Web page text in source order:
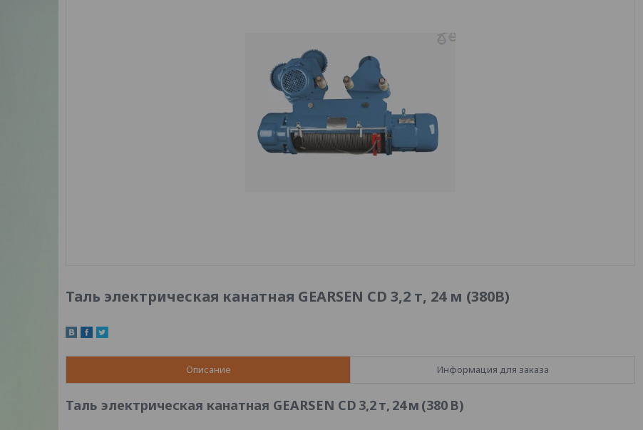
Таль электрическая канатная GEARSEN CD 3,2 т, 24 м (380В)
Описание Информация для заказа
Таль электрическая канатная GEARSEN CD 3,2 т, 24 м (380 В)